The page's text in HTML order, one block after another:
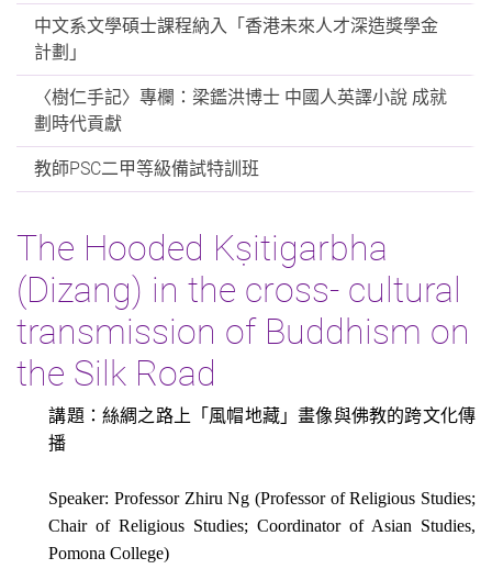
中文系文學碩士課程納入「香港未來人才深造獎學金
計劃」
〈樹仁手記〉專欄：梁鑑洪博士 中國人英譯小說 成就
劃時代貢獻
教師PSC二甲等級備試特訓班
The Hooded Kṣitigarbha
(Dizang) in the cross- cultural
transmission of Buddhism on
the Silk Road
講題：絲綢之路上「風帽地藏」畫像與佛教的跨文化傳
播
Speaker: Professor Zhiru Ng (Professor of Religious Studies;
Chair of Religious Studies; Coordinator of Asian Studies,
Pomona College)